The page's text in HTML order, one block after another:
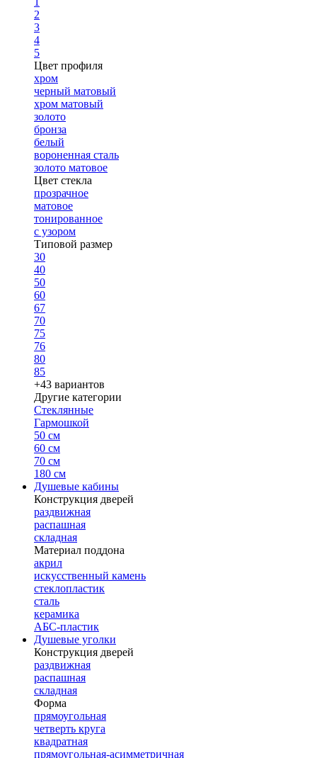
2
3
4
5
Цвет профиля
хром
черный матовый
хром матовый
золото
бронза
белый
вороненная сталь
золото матовое
Цвет стекла
прозрачное
матовое
тонированное
с узором
Типовой размер
30
40
50
60
67
70
75
76
80
85
+43 вариантов
Другие категории
Стеклянные
Гармошкой
50 см
60 см
70 см
180 см
Душевые кабины
Конструкция дверей
раздвижная
распашная
складная
Материал поддона
акрил
искусственный камень
стеклопластик
сталь
керамика
АБС-пластик
Душевые уголки
Конструкция дверей
раздвижная
распашная
складная
Форма
прямоугольная
четверть круга
квадратная
прямоугольная-асимметричная